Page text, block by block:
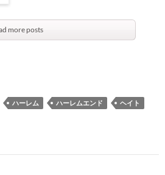
more posts
ハーレム ハーレムエンド
ヘイト